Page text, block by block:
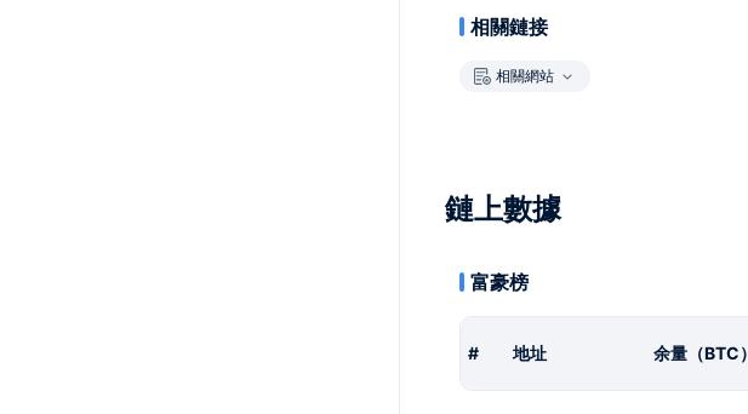
相關鏈接
相關網站
鏈上數據
富豪榜
# 地址 余量（BTC）